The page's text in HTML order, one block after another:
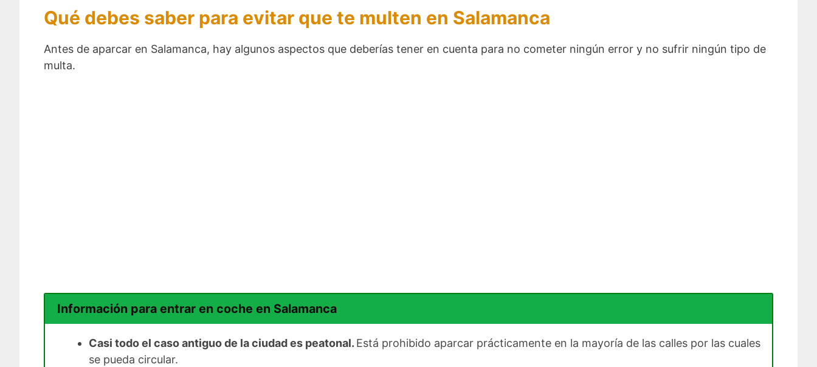
Qué debes saber para evitar que te multen en Salamanca
Antes de aparcar en Salamanca, hay algunos aspectos que deberías tener en cuenta para no cometer ningún error y no sufrir ningún tipo de
multa.
Información para entrar en coche en Salamanca
Casi todo el caso antiguo de la ciudad es peatonal. Está prohibido aparcar prácticamente en la mayoría de las calles por las cuales
se pueda circular.